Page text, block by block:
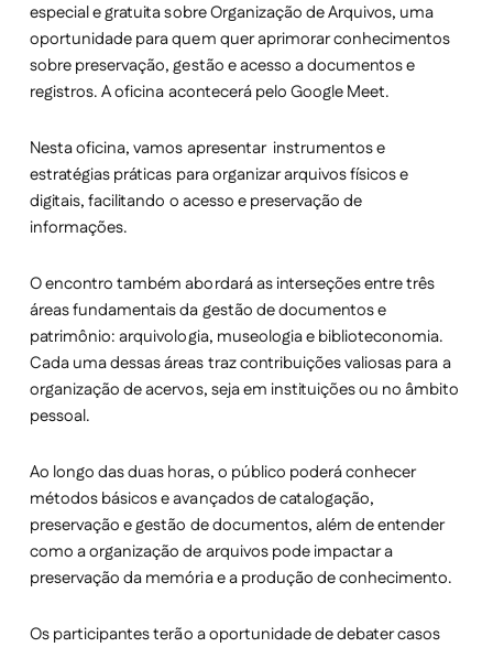
especial e gratuita sobreOrganização de Arquivos, uma
oportunidade para quem quer aprimorar conhecimentos
sobre preservação, gestão e acesso a documentos e
registros. A oficina acontecerá pelo Google Meet.
Nesta oficina, vamos apresentar instrumentos e
estratégias práticas para organizar arquivos físicos e
digitais, facilitando o acesso e preservação de
informações.
O encontro também abordará as interseções entre três
áreas fundamentais da gestão de documentos e
patrimônio: arquivologia, museologia e biblioteconomia.
Cada uma dessas áreas traz contribuições valiosas para a
organização de acervos, seja em instituições ou no âmbito
pessoal.
Ao longo das duas horas, o público poderá conhecer
métodos básicos e avançados de catalogação,
preservação e gestão de documentos, além de entender
como a organização de arquivos pode impactar a
preservação da memória e a produção de conhecimento.
Os participantes terão a oportunidade de debater casos